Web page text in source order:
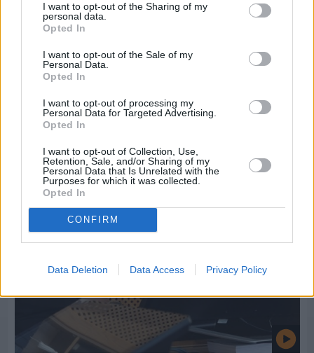
I want to opt-out of the Sharing of my
personal data.
Opted In
I want to opt-out of the Sale of my
Personal Data.
Opted In
I want to opt-out of processing my
Personal Data for Targeted Advertising.
Opted In
I want to opt-out of Collection, Use,
Retention, Sale, and/or Sharing of my
Personal Data that Is Unrelated with the
Purposes for which it was collected.
Opted In
CONFIRM
Data Deletion Data Access Privacy Policy
Πριν 5 ημέρες
Εργασίες ασφαλτόστρωσης σε τρεις οδούς του
Βαρβασίου